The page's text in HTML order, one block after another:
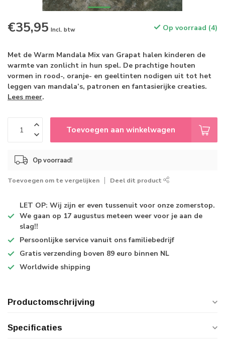
€35,95 Incl. btw Op voorraad (4)
Met de Warm Mandala Mix van Grapat halen kinderen de
warmte van zonlicht in hun spel. De prachtige houten
vormen in rood-, oranje- en geeltinten nodigen uit tot het
leggen van mandala’s, patronen en fantasierijke creaties.
Lees meer.
Toevoegen aan winkelwagen
Op voorraad!
Toevoegen om te vergelijken Deel dit product
LET OP: Wij zijn er even tussenuit voor onze zomerstop.
We gaan op 17 augustus meteen weer voor je aan de
slag!!
Persoonlijke service vanuit ons familiebedrijf
Gratis verzending boven 89 euro binnen NL
Worldwide shipping
Productomschrijving
Specificaties